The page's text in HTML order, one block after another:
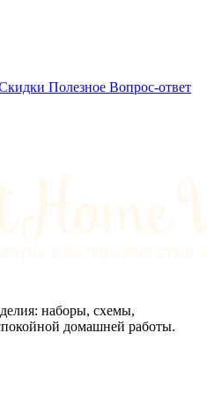
Полезное Вопрос-ответ
наборы, схемы,
домашней работы.